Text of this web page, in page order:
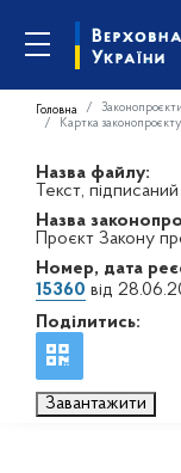
Головна
Картка
Назва файлу:
Текст,
Назва
Проєкт Закону
Номер, дата
15360 від
Поділитись:
Завантажити